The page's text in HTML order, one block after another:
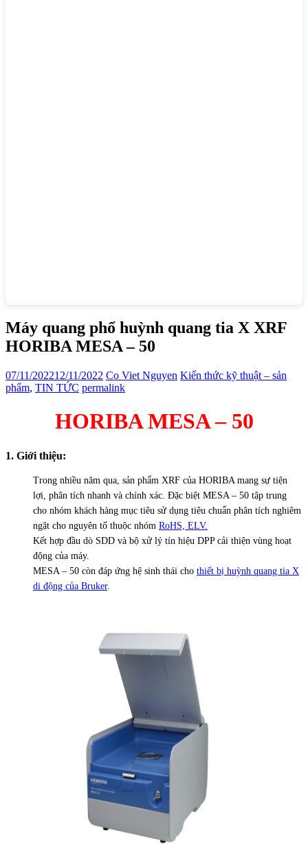
Máy quang phổ huỳnh quang tia X XRF
HORIBA MESA – 50
07/11/202212/11/2022 Co Viet Nguyen Kiến thức kỹ thuật – sản
phẩm, TIN TỨC permalink
HORIBA MESA – 50
1. Giới thiệu:
Trong nhiều năm qua, sản phẩm XRF của HORIBA mang sự tiện
lợi, phân tích nhanh và chính xác. Đặc biệt MESA – 50 tập trung
cho nhóm khách hàng mục tiêu sử dụng tiêu chuẩn phân tích nghiêm
ngặt cho nguyên tố thuộc nhóm RoHS, ELV.
Kết hợp đầu dò SDD và bộ xử lý tín hiệu DPP cải thiện vùng hoạt
động của máy.
MESA – 50 còn đáp ứng hệ sinh thái cho thiết bị huỳnh quang tia X
di động của Bruker.